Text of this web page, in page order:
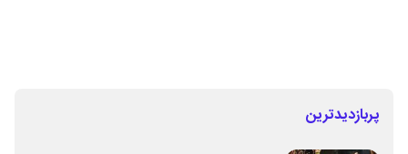
پربازدیدترین